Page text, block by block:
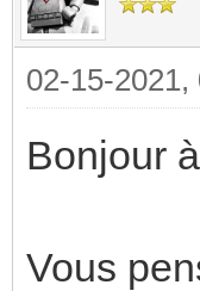
02-15-2021,
Bonjour
Vous